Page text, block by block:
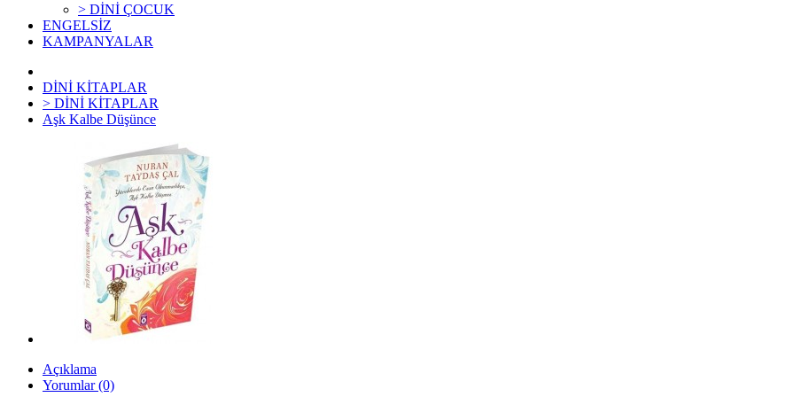
> DİNİ ÇOCUK
ENGELSİZ
KAMPANYALAR
DİNİ KİTAPLAR
> DİNİ KİTAPLAR
Aşk Kalbe Düşünce
Açıklama
Yorumlar (0)